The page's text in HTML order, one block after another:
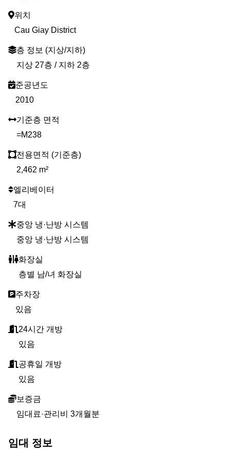
위치
Cau Giay District
층 정보 (지상/지하)
지상 27층 / 지하 2층
준공년도
2010
기준층 면적
=M238
전용면적 (기준층)
2,462 m²
엘리베이터
7대
중앙 냉·난방 시스템
중앙 냉·난방 시스템
화장실
층별 남/녀 화장실
주차장
있음
24시간 개방
있음
공휴일 개방
있음
보증금
임대료·관리비 3개월분
임대 정보